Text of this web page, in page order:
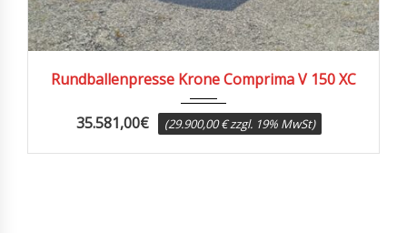
Rundballenpresse Krone Comprima V 150 XC
35.581,00€ (29.900,00 € zzgl. 19% MwSt)